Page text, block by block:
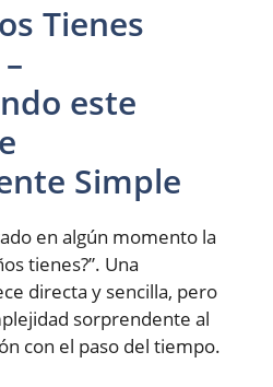
Tienes
este
Simple
en algún momento la
tienes?”. Una
directa y sencilla, pero
sorprendente al
con el paso del tiempo.